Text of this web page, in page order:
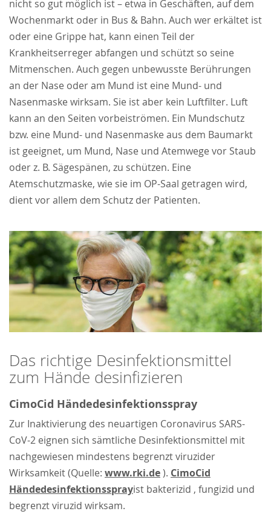
nicht so gut möglich ist – etwa in Geschäften, auf dem
Wochenmarkt oder in Bus & Bahn. Auch wer erkältet ist
oder eine Grippe hat, kann einen Teil der
Krankheitserreger abfangen und schützt so seine
Mitmenschen. Auch gegen unbewusste Berührungen
an der Nase oder am Mund ist eine Mund- und
Nasenmaske wirksam. Sie ist aber kein Luftfilter. Luft
kann an den Seiten vorbeiströmen. Ein Mundschutz
bzw. eine Mund- und Nasenmaske aus dem Baumarkt
ist geeignet, um Mund, Nase und Atemwege vor Staub
oder z. B. Sägespänen, zu schützen. Eine
Atemschutzmaske, wie sie im OP-Saal getragen wird,
dient vor allem dem Schutz der Patienten.
Das richtige Desinfektionsmittel
zum Hände desinfizieren
CimoCid Händedesinfektionsspray
Zur Inaktivierung des neuartigen Coronavirus SARS-
CoV-2 eignen sich sämtliche Desinfektionsmittel mit
nachgewiesen mindestens begrenzt viruzider
Wirksamkeit (Quelle: www.rki.de). CimoCid
Händedesinfektionssprayist bakterizid , fungizid und
begrenzt viruzid wirksam.